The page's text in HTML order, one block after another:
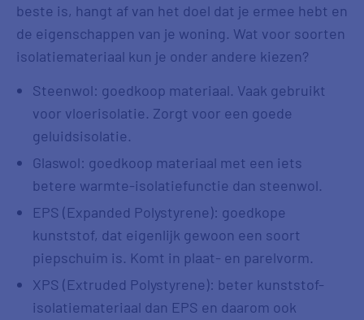
beste is, hangt af van het doel dat je ermee hebt en
de eigenschappen van je woning. Wat voor soorten
isolatiemateriaal kun je onder andere kiezen?
Steenwol: goedkoop materiaal. Vaak gebruikt
voor vloerisolatie. Zorgt voor een goede
geluidsisolatie.
Glaswol: goedkoop materiaal met een iets
betere warmte-isolatiefunctie dan steenwol.
EPS (Expanded Polystyrene): goedkope
kunststof, dat eigenlijk gewoon een soort
piepschuim is. Komt in plaat- en parelvorm.
XPS (Extruded Polystyrene): beter kunststof-
isolatiemateriaal dan EPS en daarom ook